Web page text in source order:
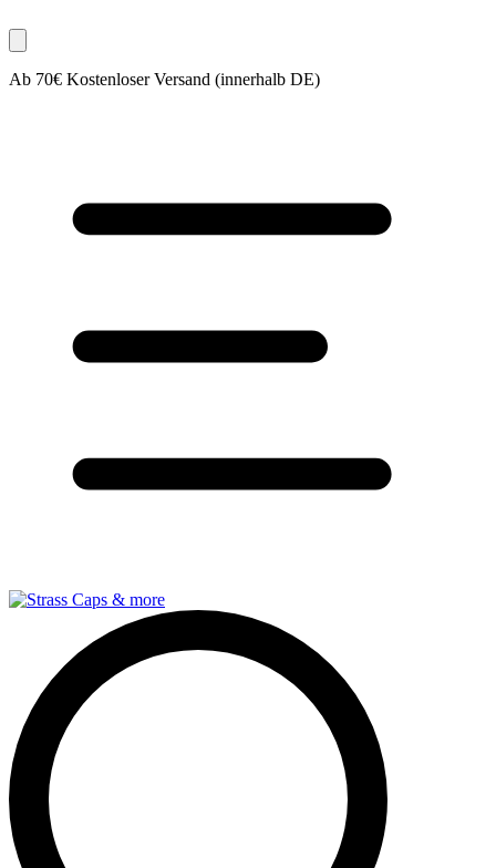
Ab 70€ Kostenloser Versand (innerhalb DE)